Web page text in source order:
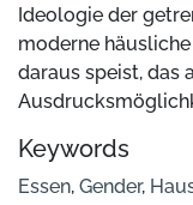
Ideologie der
moderne
daraus speist, das
Keywords
Essen, Gender,